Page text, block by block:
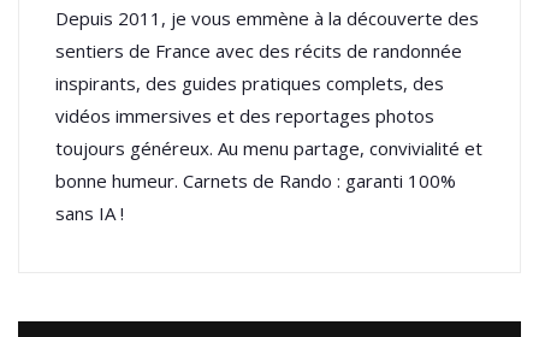
Depuis 2011, je vous emmène à la découverte des
sentiers de France avec des récits de randonnée
inspirants, des guides pratiques complets, des
vidéos immersives et des reportages photos
toujours généreux. Au menu partage, convivialité et
bonne humeur. Carnets de Rando : garanti 100%
sans IA !